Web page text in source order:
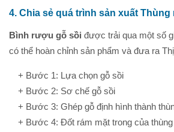
4. Chia sẻ quá trình sản xuất
Bình rượu gỗ sồi được trải qua một số
có thể hoàn chỉnh sản phẩm và đưa ra
+ Bước 1: Lựa chọn gỗ sồi
+ Bước 2: Sơ chế gỗ sồi
+ Bước 3: Ghép gỗ định hình thành
+ Bước 4: Đốt rám mặt trong của thùng